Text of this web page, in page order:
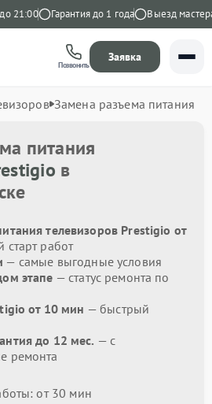
21:00 Гарантия до 1 года Выезд мастера
Позвонить
Заявка
Замена разъема питания
питания
в
телевизоров Prestigio от
работ
— самые выгодные условия
этапе — статус ремонта по
от 10 мин — быстрый
до 12 мес. — с
ремонта
от 30 мин